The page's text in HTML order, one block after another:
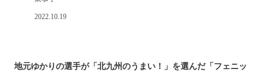
2022.10.19
地元ゆかりの選手が「北九州のうまい！」を選んだ「フェニッ